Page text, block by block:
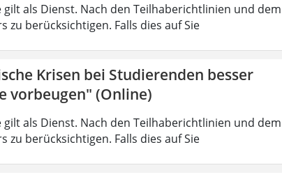
als Dienst. Nach den Teilhaberichtlinien und dem
berücksichtigen. Falls dies auf Sie
Krisen bei Studierenden besser
vorbeugen" (Online)
als Dienst. Nach den Teilhaberichtlinien und dem
berücksichtigen. Falls dies auf Sie